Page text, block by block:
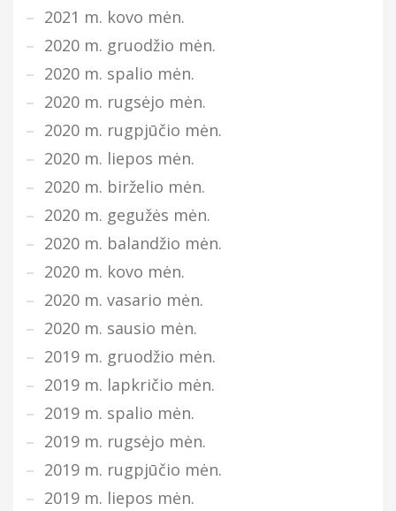
2021 m. kovo mėn.
2020 m. gruodžio mėn.
2020 m. spalio mėn.
2020 m. rugsėjo mėn.
2020 m. rugpjūčio mėn.
2020 m. liepos mėn.
2020 m. birželio mėn.
2020 m. gegužės mėn.
2020 m. balandžio mėn.
2020 m. kovo mėn.
2020 m. vasario mėn.
2020 m. sausio mėn.
2019 m. gruodžio mėn.
2019 m. lapkričio mėn.
2019 m. spalio mėn.
2019 m. rugsėjo mėn.
2019 m. rugpjūčio mėn.
2019 m. liepos mėn.